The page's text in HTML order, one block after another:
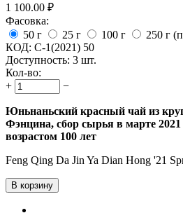
1 100.00 ₽
Фасовка:
50 г
25 г 100 г
250 г
КОД: C-1(2021) 50
Доступность: 3 шт.
Кол-во:
+
−
Юньнаньский красный чай из
Фэнцина, сбор сырья в марте
возрастом 100 лет
Feng Qing Da Jin Ya Dian Hong '21
В корзину